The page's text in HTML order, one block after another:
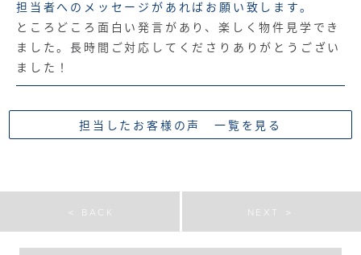
担当者へのメッセージがあればお願い致します。
ところどころ面白い発言があり、楽しく物件見学でき
ました。長時間ご対応してくださりありがとうござい
ました！
担当したお客様の声 一覧を見る
＜ BACK NEXT ＞